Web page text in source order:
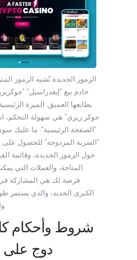
الرموز الجديدة تُشبه الرموز
خادم بيع "إيغدراسيل"
بطابعها العميق. الميزة
جوكر ريزي" هي سهولة التحكم،
"الصفحة الرئيسية". ما عليك
"الضربة المزدوجة" للحصول على
حول الرموز الجديدة، وقائمة
المتاحة، والعملات التي
فرصة لك هي المشاركة
الكبرى الجديد، والذي يستمر
والجمعة والثلاثاء.
شروط وأحكام
دوج على